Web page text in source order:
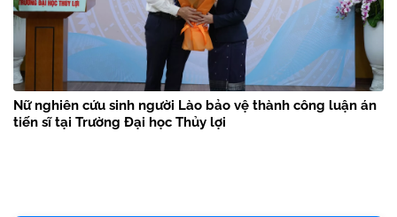
Nữ nghiên cứu sinh người Lào bảo vệ thành công luận án
tiến sĩ tại Trường Đại học Thủy lợi